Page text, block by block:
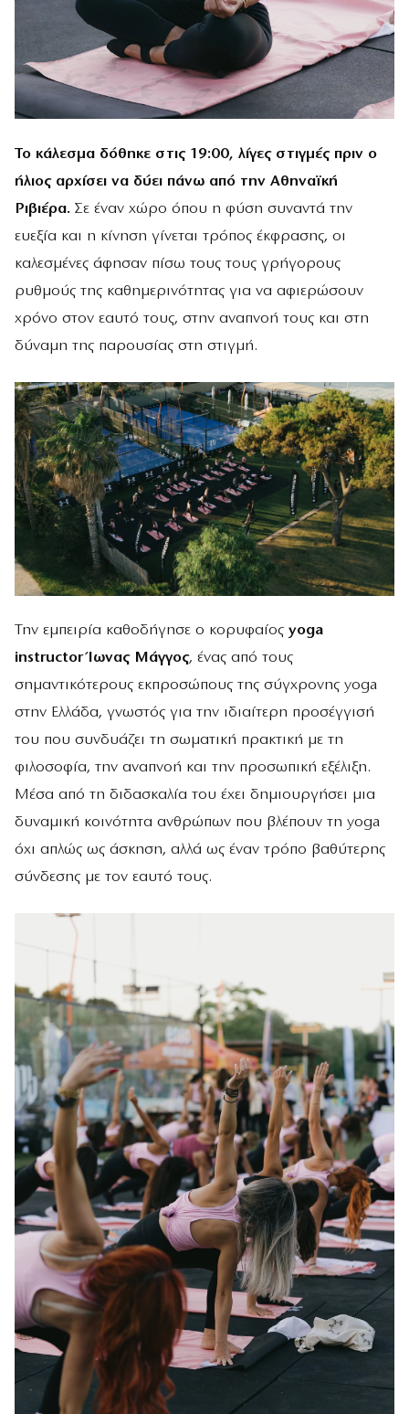
Το κάλεσμα δόθηκε στις 19:00, λίγες στιγμές πριν ο
ήλιος αρχίσει να δύει πάνω από την Αθηναϊκή
Ριβιέρα. Σε έναν χώρο όπου η φύση συναντά την
ευεξία και η κίνηση γίνεται τρόπος έκφρασης, οι
καλεσμένες άφησαν πίσω τους τους γρήγορους
ρυθμούς της καθημερινότητας για να αφιερώσουν
χρόνο στον εαυτό τους, στην αναπνοή τους και στη
δύναμη της παρουσίας στη στιγμή.
Την εμπειρία καθοδήγησε ο κορυφαίος yoga
instructor Ίωνας Μάγγος, ένας από τους
σημαντικότερους εκπροσώπους της σύγχρονης yoga
στην Ελλάδα, γνωστός για την ιδιαίτερη προσέγγισή
του που συνδυάζει τη σωματική πρακτική με τη
φιλοσοφία, την αναπνοή και την προσωπική εξέλιξη.
Μέσα από τη διδασκαλία του έχει δημιουργήσει μια
δυναμική κοινότητα ανθρώπων που βλέπουν τη yoga
όχι απλώς ως άσκηση, αλλά ως έναν τρόπο βαθύτερης
σύνδεσης με τον εαυτό τους.